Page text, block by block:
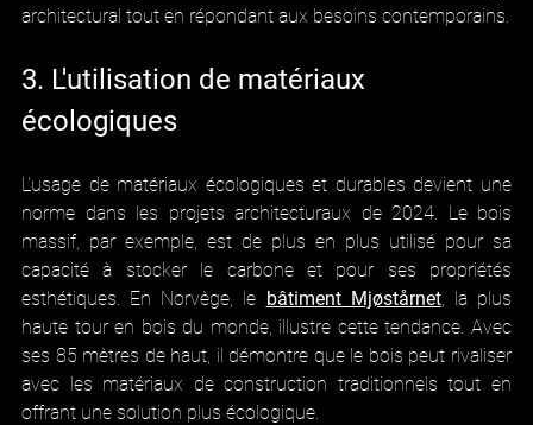
architectural tout en répondant aux besoins contemporains.
3. L'utilisation de matériaux
écologiques
L'usage de matériaux écologiques et durables devient une
norme dans les projets architecturaux de 2024. Le bois
massif, par exemple, est de plus en plus utilisé pour sa
capacité à stocker le carbone et pour ses propriétés
esthétiques. En Norvège, le bâtiment Mjøstårnet, la plus
haute tour en bois du monde, illustre cette tendance. Avec
ses 85 mètres de haut, il démontre que le bois peut rivaliser
avec les matériaux de construction traditionnels tout en
offrant une solution plus écologique.